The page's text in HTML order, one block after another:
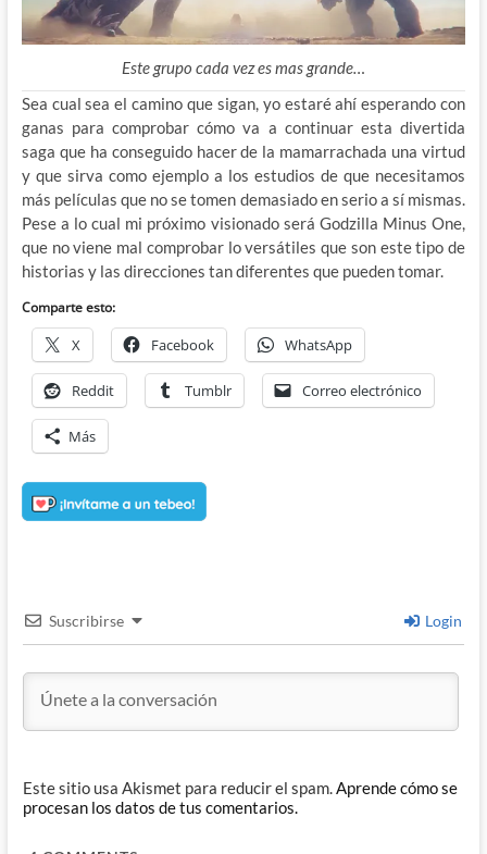
Este grupo cada vez es mas grande…
Sea cual sea el camino que sigan, yo estaré ahí esperando con
ganas para comprobar cómo va a continuar esta divertida
saga que ha conseguido hacer de la mamarrachada una virtud
y que sirva como ejemplo a los estudios de que necesitamos
más películas que no se tomen demasiado en serio a sí mismas.
Pese a lo cual mi próximo visionado será Godzilla Minus One,
que no viene mal comprobar lo versátiles que son este tipo de
historias y las direcciones tan diferentes que pueden tomar.
Comparte esto:
X Facebook WhatsApp
Reddit Tumblr Correo electrónico
Más
Suscribirse Login
Este sitio usa Akismet para reducir el spam.Aprende cómo se
procesan los datos de tus comentarios.